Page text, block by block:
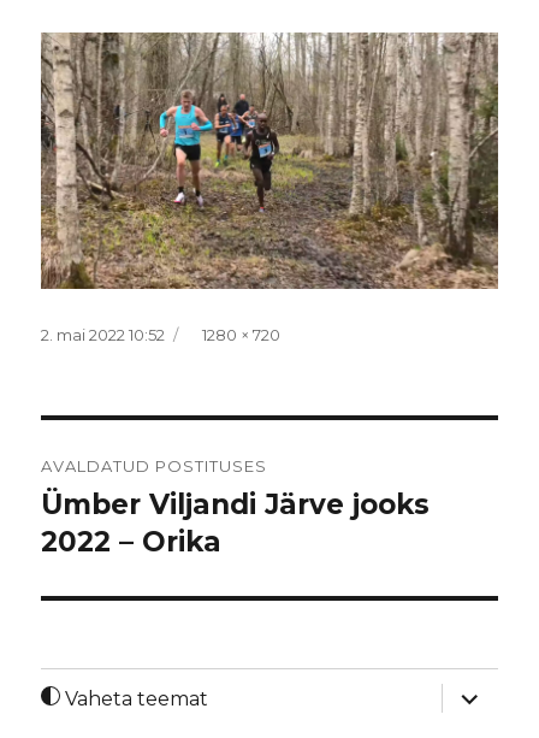
Postitatud
2. mai 2022 10:52 Täissuurus
1280 × 720
AVALDATUD POSTITUSES
Ümber Viljandi Järve jooks
2022 – Orika
Vaheta teemat
laienda